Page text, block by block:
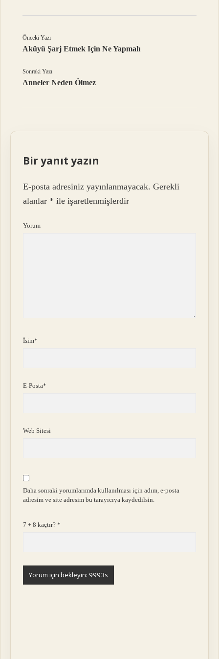
Önceki Yazı
Aküyü Şarj Etmek Için Ne Yapmalı
Sonraki Yazı
Anneler Neden Ölmez
Bir yanıt yazın
E-posta adresiniz yayınlanmayacak. Gerekli
alanlar * ile işaretlenmişlerdir
Yorum
İsim*
E-Posta*
Web Sitesi
Daha sonraki yorumlarımda kullanılması için adım, e-posta
adresim ve site adresim bu tarayıcıya kaydedilsin.
7 + 8 kaçtır?*